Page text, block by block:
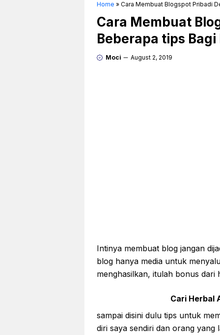
Home » Cara Membuat Blogspot Pribadi
Cara Membuat
Beberapa tips Bagi
Moci August 2, 2019
Intinya membuat blog jangan
blog hanya media untuk
menghasilkan, itulah bonus dari
Cari Herbal
sampai disini dulu tips untuk
diri saya sendiri dan orang yang